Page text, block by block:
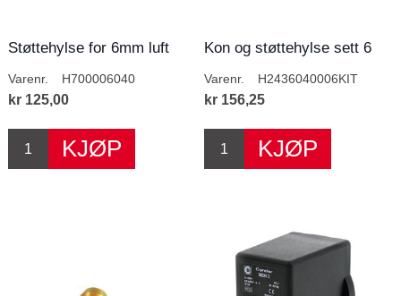
Støttehylse for 6mm luft
Varenr. H700006040
kr 125,00
Kon og støttehylse sett 6
Varenr. H2436040006KIT
kr 156,25